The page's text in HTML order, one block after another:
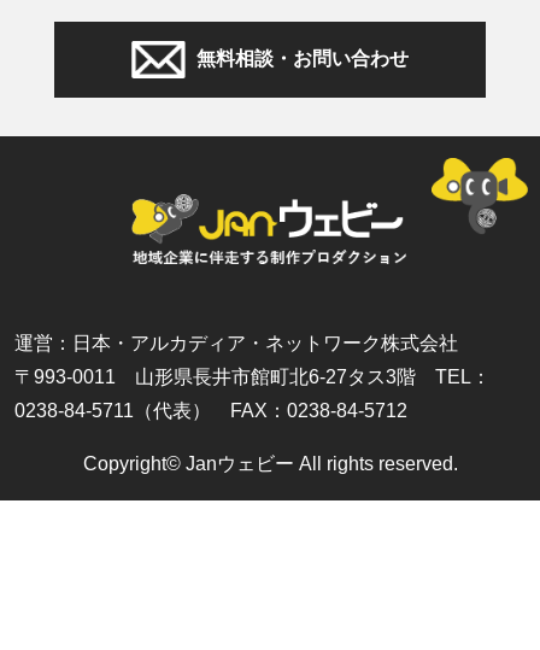
無料相談・お問い合わせ
運営：日本・アルカディア・ネットワーク株式会社
〒993-0011 山形県長井市館町北6-27タス3階 TEL：
0238-84-5711（代表） FAX：0238-84-5712
Copyright© Janウェビー All rights reserved.